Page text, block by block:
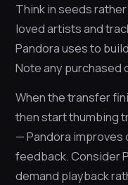
Think in seeds
loved artists and
Pandora uses to
Note any purchased
When the transfer
then start thumbing
— Pandora improves
feedback. Consider
demand playback